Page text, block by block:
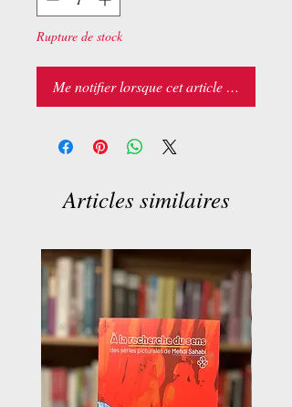
Rupture de stock
Me notifier lorsque cet article est
Articles similaires